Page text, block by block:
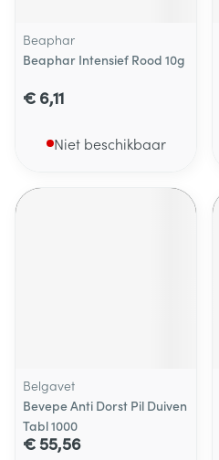
Beaphar
Beaphar Intensief Rood 10g
€ 6,11
Niet beschikbaar
Belgavet
Bevepe Anti Dorst Pil Duiven
Tabl 1000
€ 55,56